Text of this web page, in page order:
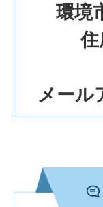
環境
メール